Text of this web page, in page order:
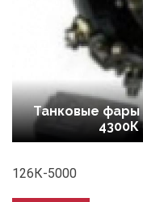
Танковые фары
4300К
126К-5000